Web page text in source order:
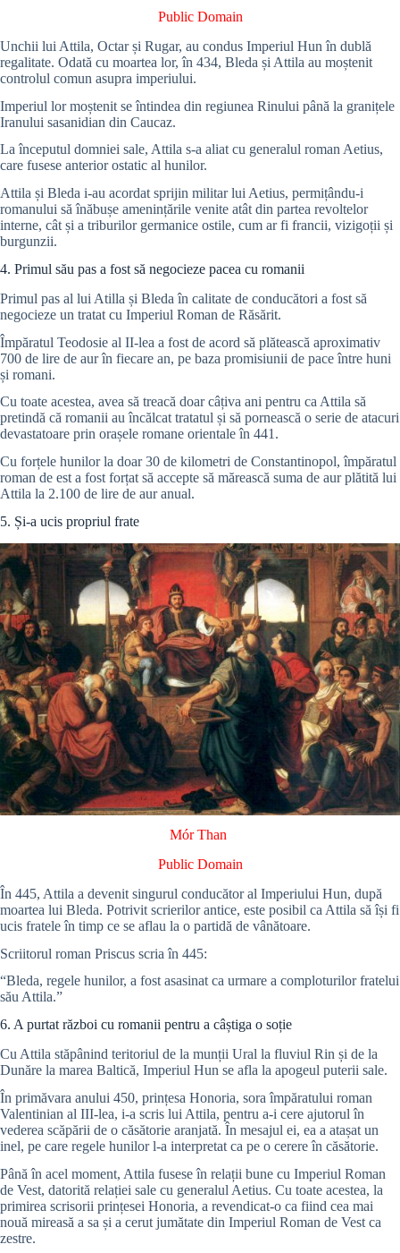
Public Domain
Unchii lui Attila, Octar și Rugar, au condus Imperiul Hun în dublă
regalitate. Odată cu moartea lor, în 434, Bleda și Attila au moștenit
controlul comun asupra imperiului.
Imperiul lor moștenit se întindea din regiunea Rinului până la granițele
Iranului sasanidian din Caucaz.
La începutul domniei sale, Attila s-a aliat cu generalul roman Aetius,
care fusese anterior ostatic al hunilor.
Attila și Bleda i-au acordat sprijin militar lui Aetius, permițându-i
romanului să înăbușe amenințările venite atât din partea revoltelor
interne, cât și a triburilor germanice ostile, cum ar fi francii, vizigoții și
burgunzii.
4. Primul său pas a fost să negocieze pacea cu romanii
Primul pas al lui Atilla și Bleda în calitate de conducători a fost să
negocieze un tratat cu Imperiul Roman de Răsărit.
Împăratul Teodosie al II-lea a fost de acord să plătească aproximativ
700 de lire de aur în fiecare an, pe baza promisiunii de pace între huni
și romani.
Cu toate acestea, avea să treacă doar câțiva ani pentru ca Attila să
pretindă că romanii au încălcat tratatul și să pornească o serie de atacuri
devastatoare prin orașele romane orientale în 441.
Cu forțele hunilor la doar 30 de kilometri de Constantinopol, împăratul
roman de est a fost forțat să accepte să mărească suma de aur plătită lui
Attila la 2.100 de lire de aur anual.
5. Și-a ucis propriul frate
Mór Than
Public Domain
În 445, Attila a devenit singurul conducător al Imperiului Hun, după
moartea lui Bleda. Potrivit scrierilor antice, este posibil ca Attila să își fi
ucis fratele în timp ce se aflau la o partidă de vânătoare.
Scriitorul roman Priscus scria în 445:
“Bleda, regele hunilor, a fost asasinat ca urmare a comploturilor fratelui
său Attila.”
6. A purtat război cu romanii pentru a câștiga o soție
Cu Attila stăpânind teritoriul de la munții Ural la fluviul Rin și de la
Dunăre la marea Baltică, Imperiul Hun se afla la apogeul puterii sale.
În primăvara anului 450, prințesa Honoria, sora împăratului roman
Valentinian al III-lea, i-a scris lui Attila, pentru a-i cere ajutorul în
vederea scăpării de o căsătorie aranjată. În mesajul ei, ea a atașat un
inel, pe care regele hunilor l-a interpretat ca pe o cerere în căsătorie.
Până în acel moment, Attila fusese în relații bune cu Imperiul Roman
de Vest, datorită relației sale cu generalul Aetius. Cu toate acestea, la
primirea scrisorii prințesei Honoria, a revendicat-o ca fiind cea mai
nouă mireasă a sa și a cerut jumătate din Imperiul Roman de Vest ca
zestre.